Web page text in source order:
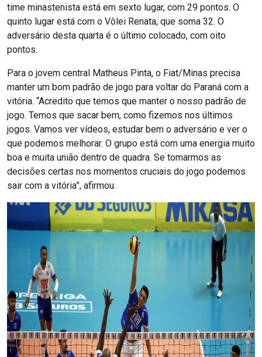
time minastenista está em sexto lugar, com 29 pontos. O
quinto lugar está com o Vôlei Renata, que soma 32. O
adversário desta quarta é o último colocado, com oito
pontos.
Para o jovem central Matheus Pinta, o Fiat/Minas precisa
manter um bom padrão de jogo para voltar do Paraná com a
vitória. “Acredito que temos que manter o nosso padrão de
jogo. Temos que sacar bem, como fizemos nos últimos
jogos. Vamos ver vídeos, estudar bem o adversário e ver o
que podemos melhorar. O grupo está com uma energia muito
boa e muita união dentro de quadra. Se tomarmos as
decisões certas nos momentos cruciais do jogo podemos
sair com a vitória”, afirmou.